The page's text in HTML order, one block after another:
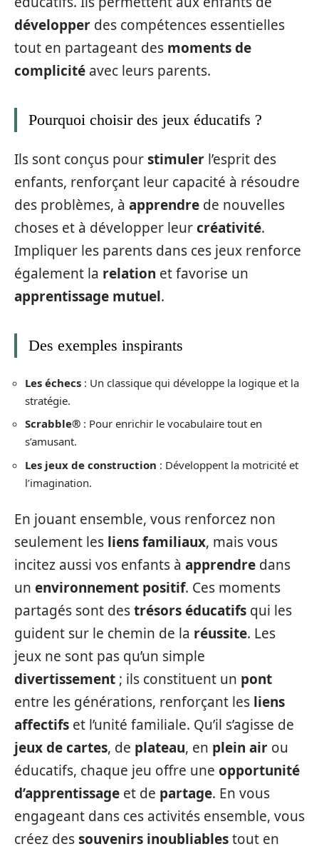
développer des compétences essentielles
tout en partageant des moments de
complicité avec leurs parents.
Pourquoi choisir des jeux éducatifs ?
Ils sont conçus pourstimuler l’esprit des
enfants, renforçant leur capacité à résoudre
des problèmes, à apprendre de nouvelles
choses et à développer leurcréativité.
Impliquer les parents dans ces jeux renforce
également la relation et favorise un
apprentissage mutuel.
Des exemples inspirants
Les échecs : Un classique qui développe la logique et la
stratégie.
Scrabble® : Pour enrichir le vocabulaire tout en
s’amusant.
Les jeux de construction : Développent la motricité et
l’imagination.
En jouant ensemble, vous renforcez non
seulement les liens familiaux, mais vous
incitez aussi vos enfants à apprendre dans
un environnement positif. Ces moments
partagés sont destrésors éducatifs qui les
guident sur le chemin de la réussite. Les
jeux ne sont pas qu’un simple
divertissement ; ils constituent un pont
entre les générations, renforçant les liens
affectifs et l’unité familiale. Qu’il s’agisse de
jeux de cartes, de plateau, en plein air ou
éducatifs, chaque jeu offre une opportunité
d’apprentissage et de partage. En vous
engageant dans ces activités ensemble, vous
créez dessouvenirs inoubliablestout en